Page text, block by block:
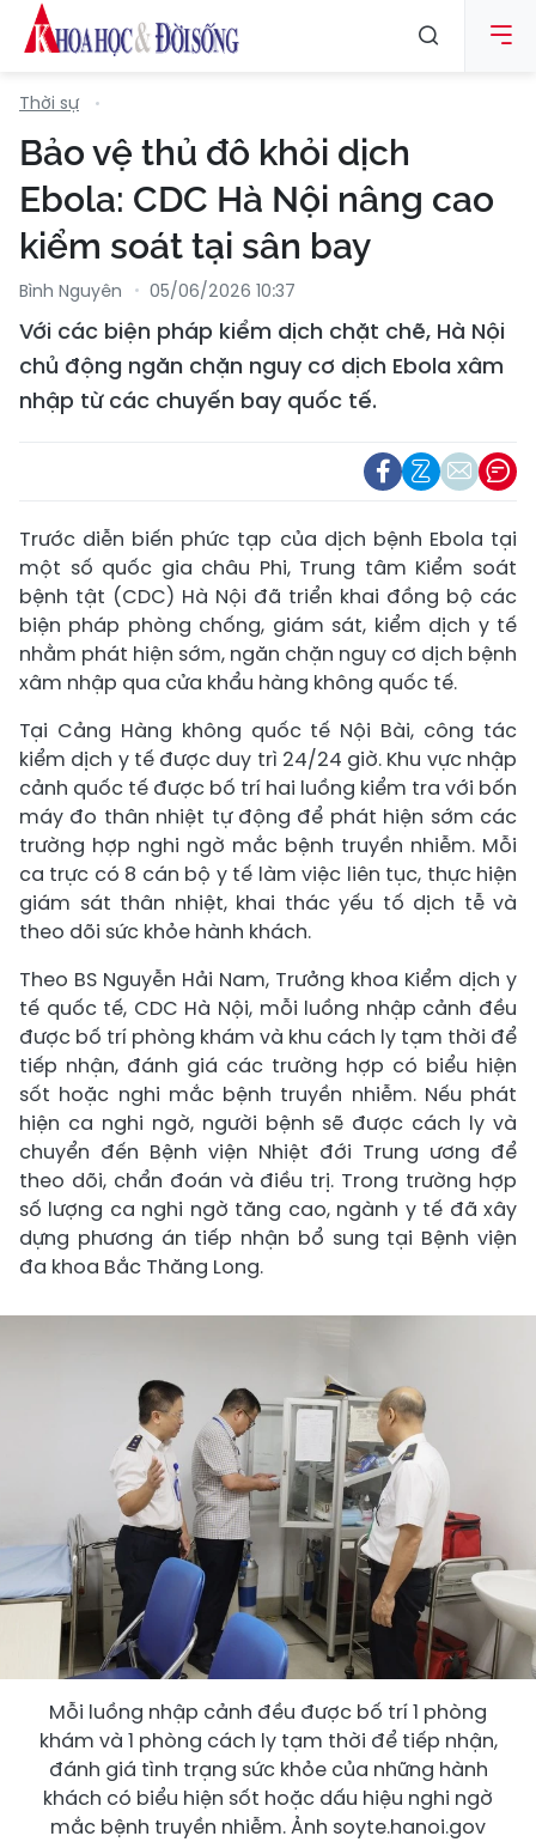
Thời sự
Bảo vệ thủ đô khỏi dịch
Ebola: CDC Hà Nội nâng cao
kiểm soát tại sân bay
Bình Nguyên 05/06/2026 10:37
Với các biện pháp kiểm dịch chặt chẽ, Hà Nội
chủ động ngăn chặn nguy cơ dịch Ebola xâm
nhập từ các chuyến bay quốc tế.
Trước diễn biến phức tạp của dịch bệnh Ebola tại
một số quốc gia châu Phi, Trung tâm Kiểm soát
bệnh tật (CDC) Hà Nội đã triển khai đồng bộ các
biện pháp phòng chống, giám sát, kiểm dịch y tế
nhằm phát hiện sớm, ngăn chặn nguy cơ dịch bệnh
xâm nhập qua cửa khẩu hàng không quốc tế.
Tại Cảng Hàng không quốc tế Nội Bài, công tác
kiểm dịch y tế được duy trì 24/24 giờ. Khu vực nhập
cảnh quốc tế được bố trí hai luồng kiểm tra với bốn
máy đo thân nhiệt tự động để phát hiện sớm các
trường hợp nghi ngờ mắc bệnh truyền nhiễm. Mỗi
ca trực có 8 cán bộ y tế làm việc liên tục, thực hiện
giám sát thân nhiệt, khai thác yếu tố dịch tễ và
theo dõi sức khỏe hành khách.
Theo BS Nguyễn Hải Nam, Trưởng khoa Kiểm dịch y
tế quốc tế, CDC Hà Nội, mỗi luồng nhập cảnh đều
được bố trí phòng khám và khu cách ly tạm thời để
tiếp nhận, đánh giá các trường hợp có biểu hiện
sốt hoặc nghi mắc bệnh truyền nhiễm. Nếu phát
hiện ca nghi ngờ, người bệnh sẽ được cách ly và
chuyển đến Bệnh viện Nhiệt đới Trung ương để
theo dõi, chẩn đoán và điều trị. Trong trường hợp
số lượng ca nghi ngờ tăng cao, ngành y tế đã xây
dựng phương án tiếp nhận bổ sung tại Bệnh viện
đa khoa Bắc Thăng Long.​
Mỗi luồng nhập cảnh đều được bố trí 1 phòng
khám và 1 phòng cách ly tạm thời để tiếp nhận,
đánh giá tình trạng sức khỏe của những hành
khách có biểu hiện sốt hoặc dấu hiệu nghi ngờ
mắc bệnh truyền nhiễm. Ảnh soyte.hanoi.gov